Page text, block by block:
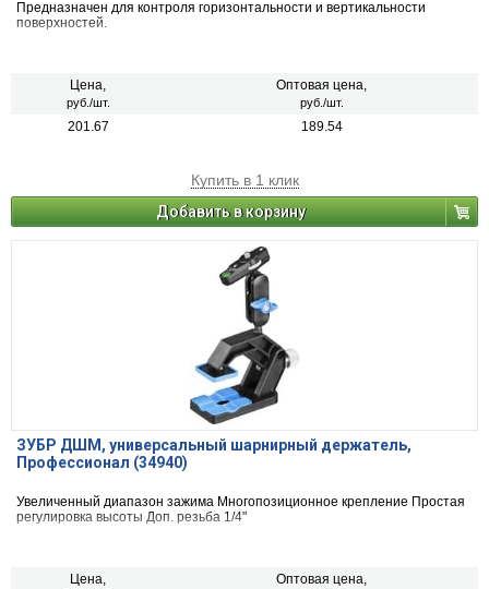
Предназначен для контроля горизонтальности и вертикальности
поверхностей.
Цена,
руб./шт.
Оптовая цена,
руб./шт.
201.67 189.54
Купить в 1 клик
Добавить в корзину
ЗУБР ДШМ, универсальный шарнирный держатель,
Профессионал (34940)
Увеличенный диапазон зажима Многопозиционное крепление Простая
регулировка высоты Доп. резьба 1/4"
Цена, Оптовая цена,